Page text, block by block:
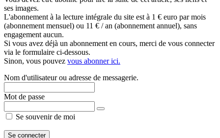
ses images.
L'abonnement à la lecture intégrale du site est à 1 € euro par mois
(abonnement mensuel) ou 11 € / an (abonnement annuel), sans
engagement aucun.
Si vous avez déjà un abonnement en cours, merci de vous connecter
via le formulaire ci-dessous.
Sinon, vous pouvez vous abonner ici.
Nom d'utilisateur ou adresse de messagerie.
Mot de passe
Se souvenir de moi